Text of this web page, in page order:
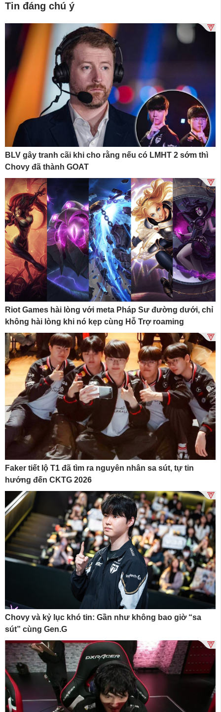
Tin đáng chú ý
BLV gây tranh cãi khi cho rằng nếu có LMHT 2 sớm thì
Chovy đã thành GOAT
Riot Games hài lòng với meta Pháp Sư đường dưới, chỉ
không hài lòng khi nó kẹp cùng Hỗ Trợ roaming
Faker tiết lộ T1 đã tìm ra nguyên nhân sa sút, tự tin
hướng đến CKTG 2026
Chovy và kỷ lục khó tin: Gần như không bao giờ “sa
sút” cùng Gen.G